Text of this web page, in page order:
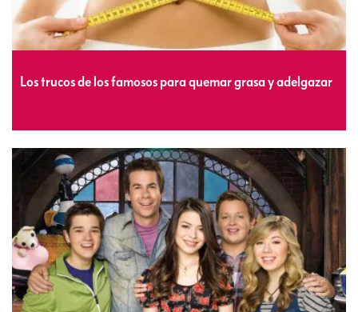
Los trucos de los famosos para quemar grasa y adelgazar